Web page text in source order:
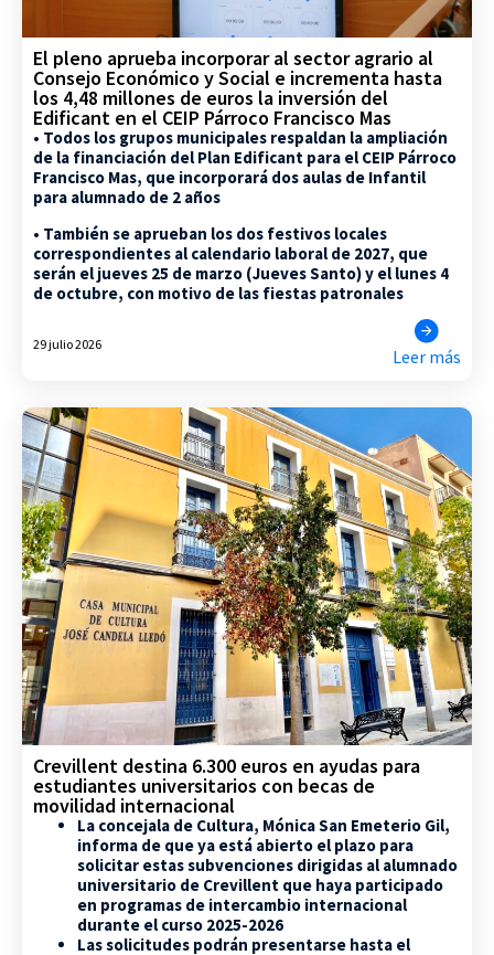
El pleno aprueba incorporar al sector agrario al
Consejo Económico y Social e incrementa hasta
los 4,48 millones de euros la inversión del
Edificant en el CEIP Párroco Francisco Mas
• Todos los grupos municipales respaldan la ampliación
de la financiación del Plan Edificant para el CEIP Párroco
Francisco Mas, que incorporará dos aulas de Infantil
para alumnado de 2 años
• También se aprueban los dos festivos locales
correspondientes al calendario laboral de 2027, que
serán el jueves 25 de marzo (Jueves Santo) y el lunes 4
de octubre, con motivo de las fiestas patronales
29 julio 2026
Leer más
Crevillent destina 6.300 euros en ayudas para
estudiantes universitarios con becas de
movilidad internacional
La concejala de Cultura, Mónica San Emeterio Gil,
informa de que ya está abierto el plazo para
solicitar estas subvenciones dirigidas al alumnado
universitario de Crevillent que haya participado
en programas de intercambio internacional
durante el curso 2025-2026
Las solicitudes podrán presentarse hasta el